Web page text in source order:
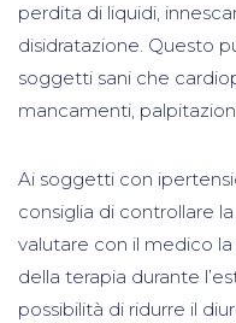
perdita di liquidi,
disidratazione. Questo
soggetti sani che
mancamenti,
Ai soggetti con
consiglia di controllare
valutare con il medico
della terapia durante
possibilità di ridurre il